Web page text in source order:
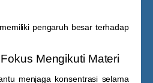
pengaruh besar terhadap
Mengikuti Materi
menjaga konsentrasi selama